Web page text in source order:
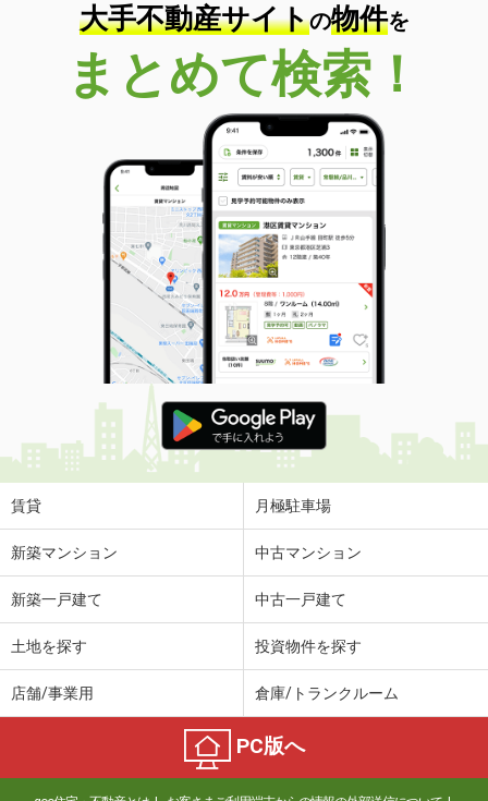
大手不動産サイトの物件を
まとめて検索！
賃貸 月極駐車場
新築マンション 中古マンション
新築一戸建て 中古一戸建て
土地を探す 投資物件を探す
店舗/事業用 倉庫/トランクルーム
PC版へ